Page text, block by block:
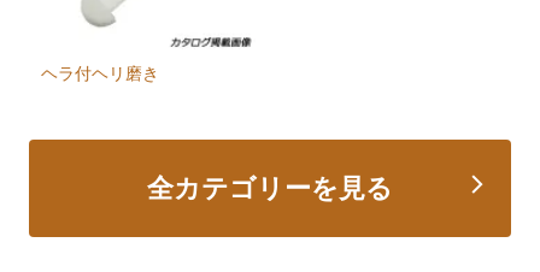
ヘラ付ヘリ磨き
全カテゴリーを見る